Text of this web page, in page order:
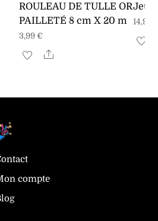
ROULEAU DE TULLE OR
PAILLETÉ 8 cm X 20 m
3,99€
Share
Jeu
14,99
compte